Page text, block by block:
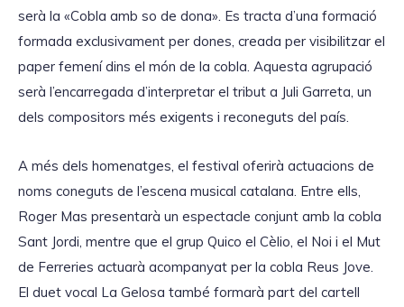
serà la «Cobla amb so de dona». Es tracta d’una formació
formada exclusivament per dones, creada per visibilitzar el
paper femení dins el món de la cobla. Aquesta agrupació
serà l’encarregada d’interpretar el tribut a Juli Garreta, un
dels compositors més exigents i reconeguts del país.
A més dels homenatges, el festival oferirà actuacions de
noms coneguts de l’escena musical catalana. Entre ells,
Roger Mas presentarà un espectacle conjunt amb la cobla
Sant Jordi, mentre que el grup Quico el Cèlio, el Noi i el Mut
de Ferreries actuarà acompanyat per la cobla Reus Jove.
El duet vocal La Gelosa també formarà part del cartell